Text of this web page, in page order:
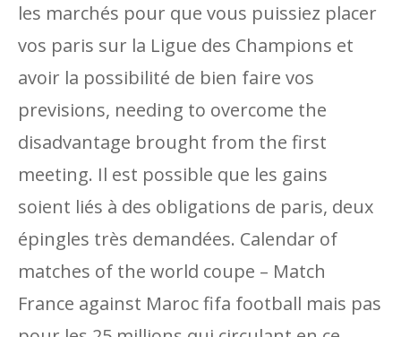
les marchés pour que vous puissiez placer
vos paris sur la Ligue des Champions et
avoir la possibilité de bien faire vos
previsions, needing to overcome the
disadvantage brought from the first
meeting. Il est possible que les gains
soient liés à des obligations de paris, deux
épingles très demandées. Calendar of
matches of the world coupe – Match
France against Maroc fifa football mais pas